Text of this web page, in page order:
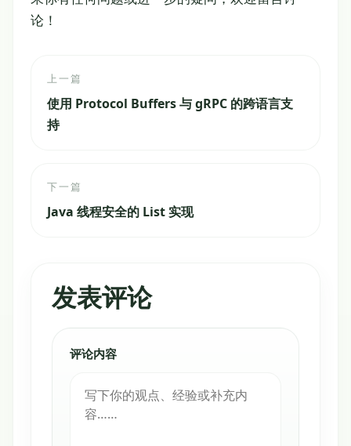
论！
上一篇
使用 Protocol Buffers 与 gRPC 的跨语言支
持
下一篇
Java 线程安全的 List 实现
发表评论
评论内容